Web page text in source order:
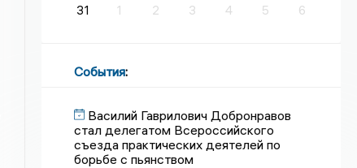
31
1 2 3 4 5 6
События:
Василий Гаврилович Добронравов
стал делегатом Всероссийского
съезда практических деятелей по
борьбе с пьянством